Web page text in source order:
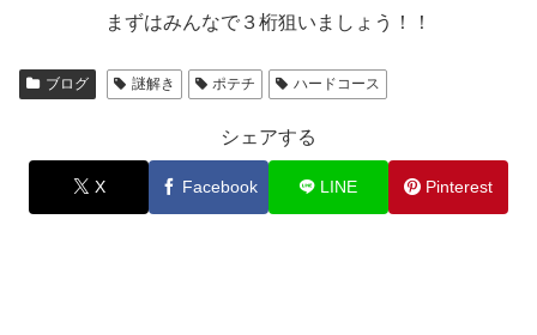
まずはみんなで３桁狙いましょう！！
ブログ 謎解き ポテチ ハードコース
シェアする
X Facebook LINE Pinterest